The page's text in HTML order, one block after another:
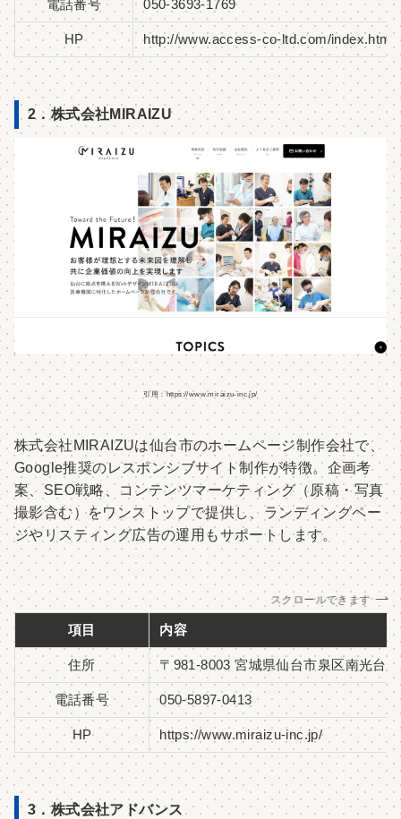
電話番号 050-3693-1769
HP http://www.access-co-ltd.com/index.html
2．株式会社MIRAIZU
引用：https://www.miraizu-inc.jp/
株式会社MIRAIZUは仙台市のホームページ制作会社で、
Google推奨のレスポンシブサイト制作が特徴。企画考
案、SEO戦略、コンテンツマーケティング（原稿・写真
撮影含む）をワンストップで提供し、ランディングペー
ジやリスティング広告の運用もサポートします。
スクロールできます
項目 内容
住所 〒981-8003 宮城県仙台市泉区南光台2
電話番号 050-5897-0413
HP https://www.miraizu-inc.jp/
3．株式会社アドバンス